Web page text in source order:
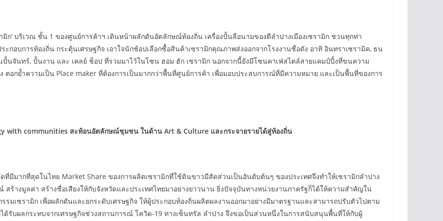
ก’ บริเวณ ชั้น 1 ของศูนย์การค้าฯ เดินหน้าผลักดันอัตลักษณ์ท้องถิ่น เครื่องปั้นลือนามของดีลำปางเมืองเซรามิก ชวนทุกท่า
อบการท้องถิ่น กระตุ้นเศรษฐกิจ เอาใจนักช้อปเลือกซื้อสินค้าเซรามิกคุณภาพส่งออกจากโรงงานชื่อดัง อาทิ อินทราเซรามิค, ธน
ปั้นจันทร์, ปั้นงาน และ เคลย์ ช็อป ที่รวมมาไว้ในโซน ฮอม ฮัก เซรามิก นอกจากนี้ยังมีโซนคาเฟ่สไตล์สายแคมป์ปิ้งที่ขนความ
ตอกย้ำความเป็น Place maker ที่ต้องการเป็นมากกว่าพื้นที่ศูนย์การค้า เพื่อมอบประสบการณ์ที่มีความหมาย และเป็นพื้นที่ของการ
with communities สะท้อนอัตลักษณ์ชุมชน ในด้าน Art & Culture และกระจายรายได้สู่ท้องถิ่น
มีมากที่สุดในไทย Market Share ของการผลิตเซรามิกที่ใช้ดินขาวมีสัดส่วนเป็นอันดับต้นๆ ของประเทศจึงทำให้เซรามิกลำปาง
ร้างมูลค่า สร้างชื่อเสียงให้กับจังหวัดและประเทศไทยมาอย่างยาวนาน ยิ่งปัจจุบันทางหน่วยงานภาครัฐก็ได้ให้ความสำคัญใน
เซรามิก เพื่อผลักดันและยกระดับเศรษฐกิจ ให้ผู้ประกอบท้องถิ่นผลิตผลงานออกมาอย่างมีมาตรฐานและสามารถปรับตัวไปตาม
ด้รับผลกระทบจากเศรษฐกิจช่วงสถานการณ์ โควิด-19 ทางเซ็นทรัล ลำปาง จึงขอเป็นส่วนหนึ่งในการสนับสนุนพื้นที่ให้กับผู้